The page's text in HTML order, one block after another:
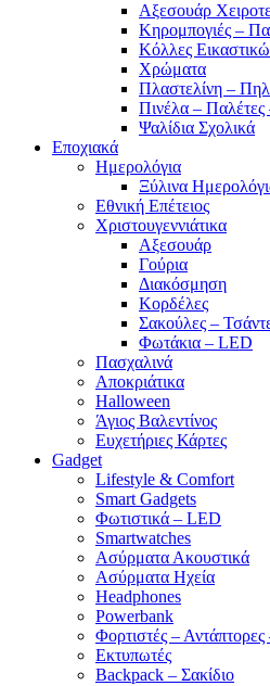
Αξεσουάρ
Κηρομπογιές –
Κόλλες
Χρώματα
Πλαστελίνη –
Πινέλα – Παλέτες
Ψαλίδια Σχολικά
Εποχιακά
Ημερολόγια
Ξύλινα
Εθνική Επέτειος
Χριστουγεννιάτικα
Αξεσουάρ
Γούρια
Διακόσμηση
Κορδέλες
Σακούλες –
Φωτάκια – LED
Πασχαλινά
Αποκριάτικα
Halloween
Άγιος Βαλεντίνος
Ευχετήριες Κάρτες
Gadget
Lifestyle & Comfort
Smart Gadgets
Φωτιστικά – LED
Smartwatches
Ασύρματα Ακουστικά
Ασύρματα Ηχεία
Headphones
Powerbank
Φορτιστές –
Εκτυπωτές
Backpack – Σακίδιο